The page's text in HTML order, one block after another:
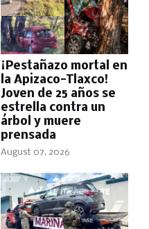
¡Pestañazo mortal en
la Apizaco-Tlaxco!
Joven de 25 años se
estrella contra un
árbol y muere
prensada
August 07, 2026